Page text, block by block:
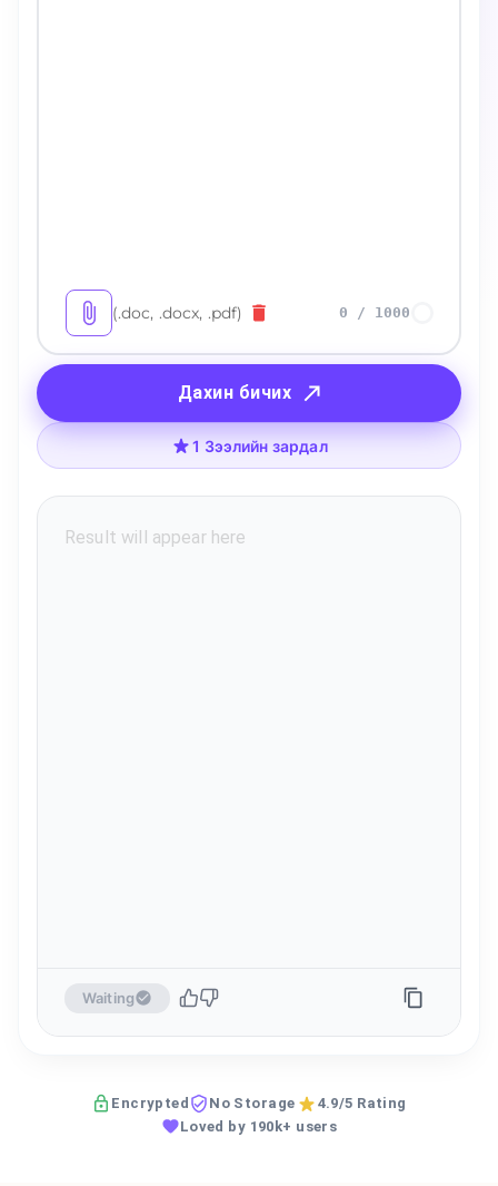
(.doc, .docx, .pdf) 0 / 1000
Дахин бичих
1 Зээлийн зардал
Waiting
Encrypted No Storage
4.9/5 Rating
Loved by 190k+ users